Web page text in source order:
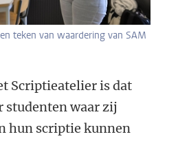
teken van waardering van SAM
Scriptieatelier is dat
studenten waar zij
hun scriptie kunnen